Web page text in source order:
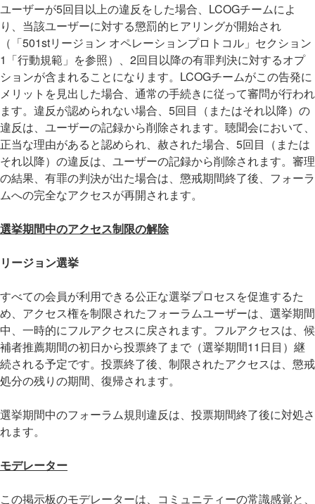
ユーザーが5回目以上の違反をした場合、LCOGチームによ
り、当該ユーザーに対する懲罰的ヒアリングが開始され
（「501stリージョン オペレーションプロトコル」セクション
1「行動規範」を参照）、2回目以降の有罪判決に対するオプ
ションが含まれることになります。LCOGチームがこの告発に
メリットを見出した場合、通常の手続きに従って審問が行われ
ます。違反が認められない場合、5回目（またはそれ以降）の
違反は、ユーザーの記録から削除されます。聴聞会において、
正当な理由があると認められ、赦された場合、5回目（または
それ以降）の違反は、ユーザーの記録から削除されます。審理
の結果、有罪の判決が出た場合は、懲戒期間終了後、フォーラ
ムへの完全なアクセスが再開されます。
選挙期間中のアクセス制限の解除
リージョン選挙
すべての会員が利用できる公正な選挙プロセスを促進するた
め、アクセス権を制限されたフォーラムユーザーは、選挙期間
中、一時的にフルアクセスに戻されます。フルアクセスは、候
補者推薦期間の初日から投票終了まで（選挙期間11日目）継
続される予定です。投票終了後、制限されたアクセスは、懲戒
処分の残りの期間、復帰されます。
選挙期間中のフォーラム規則違反は、投票期間終了後に対処さ
れます。
モデレーター
この掲示板のモデレーターは、コミュニティーの常識感覚と、